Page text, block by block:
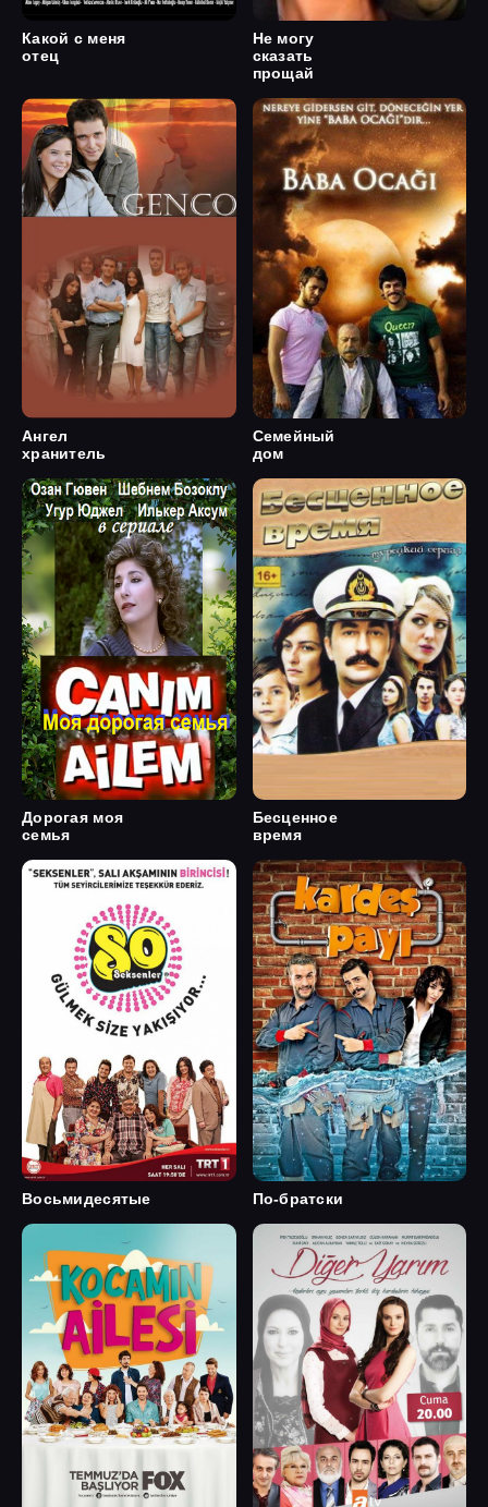
Какой с меня
отец
Не могу
сказать
прощай
Ангел
хранитель
Семейный
дом
Дорогая моя
семья
Бесценное
время
Восьмидесятые По-братски